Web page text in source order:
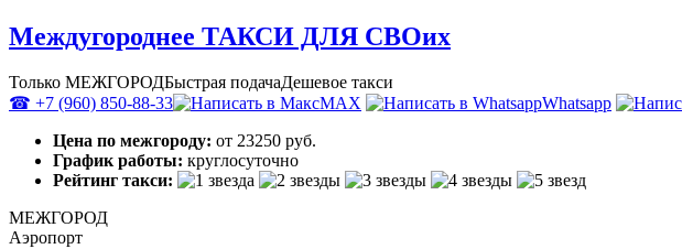
Междугороднее ТАКСИ ДЛЯ СВОих
Только МЕЖГОРОДБыстрая подачаДешевое такси
☎ +7 (960) 850-88-33
MAX Whatsapp
Цена по межгороду: от 23250 руб.
График работы: круглосуточно
Рейтинг такси:
МЕЖГОРОД
Аэропорт